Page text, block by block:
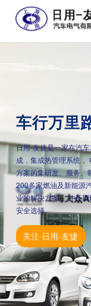
车行万里
日用-友捷是一家在汽
成，集成热管理系统，
方案的集研发、服务、
200多家燃油及新能源
业的解决方案， 并长
安全选择。
关注·日用-友捷